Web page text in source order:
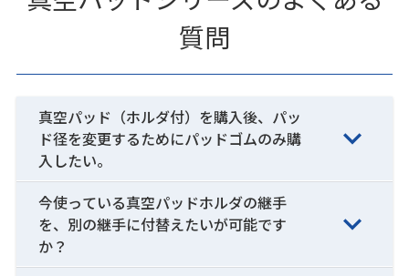
質問
真空パッド（ホルダ付）を購入後、パッ
ド径を変更するためにパッドゴムのみ購
入したい。
今使っている真空パッドホルダの継手
を、別の継手に付替えたいが可能です
か？